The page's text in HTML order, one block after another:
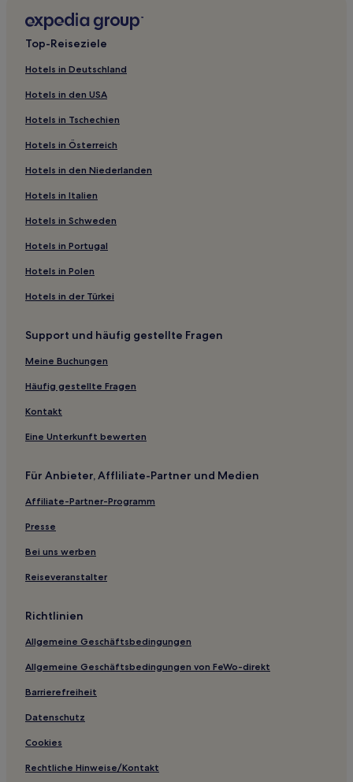
Hotels mit Parkplatz in Tortoreto Lido
Familien in Tortoreto Lido
Haustierfreundliche in Silvi
Strand in Silvi
Hotels mit Parkplatz in Provinz Teramo
Familien in Provinz Teramo
Hotels mit Pool in Provinz Teramo
Haustierfreundliche in Provinz Teramo
Familien in Sulmona
Hotels mit inbegriffenem Frühstück in Sulmona
Hotels mit Parkplatz in Provinz L’Aquila
Familien in Abruzzen
Hotels mit Parkplatz in Abruzzen
Strand in Abruzzen
Haustierfreundliche in Abruzzen
Familien in Montesilvano
Haustierfreundliche in Montesilvano
Hotels mit inbegriffenem Frühstück in Montesilvano
Familien in Pescasseroli
Haustierfreundliche in Pescasseroli
Luxus in Pescasseroli
Haustierfreundliche in Pineto
Hotels mit Parkplatz in Pineto
Hotels mit Küchenzeile in Silvi Marina
Hotels mit inbegriffenem Frühstück in Giulianova
Haustierfreundliche in Giulianova
Familien in Giulianova
Hotels mit Parkplatz in Roseto degli Abruzzi
Familien in Roseto degli Abruzzi
Top-Reiseziele
Hotels in Deutschland
Hotels in den USA
Hotels in Tschechien
Hotels in Österreich
Hotels in den Niederlanden
Hotels in Italien
Hotels in Schweden
Hotels in Portugal
Hotels in Polen
Hotels in der Türkei
Support und häufig gestellte Fragen
Meine Buchungen
Häufig gestellte Fragen
Kontakt
Eine Unterkunft bewerten
Für Anbieter, Affliliate-Partner und Medien
Affiliate-Partner-Programm
Presse
Bei uns werben
Reiseveranstalter
Richtlinien
Allgemeine Geschäftsbedingungen
Allgemeine Geschäftsbedingungen von FeWo-direkt
Barrierefreiheit
Datenschutz
Cookies
Rechtliche Hinweise/Kontakt